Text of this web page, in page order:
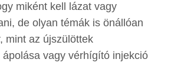
miként kell lázat vagy
de olyan témák is önállóan
mint az újszülöttek
ápolása vagy vérhígító injekció